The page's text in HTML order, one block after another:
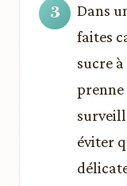
Dans
faites
sucre à
prenne
éviter